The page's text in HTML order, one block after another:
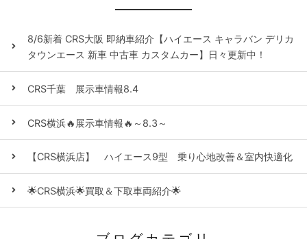
8/6新着 CRS大阪 即納車紹介【ハイエース キャラバン デリカ
タウンエース 新車 中古車 カスタムカー】日々更新中！
CRS千葉 展示車情報8.4
CRS横浜🔥展示車情報🔥～8.3～
【CRS横浜店】 ハイエース9型 乗り心地改善＆室内快適化
🌟CRS横浜🌟買取＆下取車両紹介🌟